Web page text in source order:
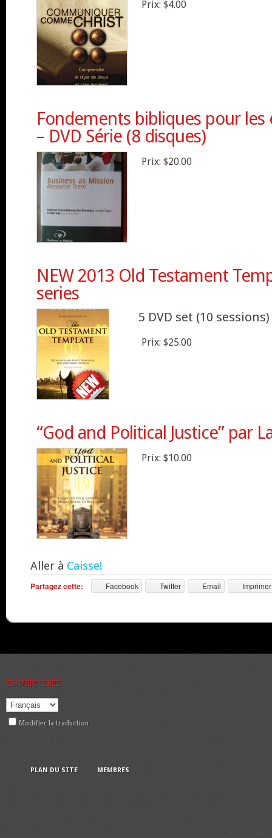
Prix: $4.00
Fondements bibliques pour les
– DVD Série (8 disques)
Prix: $20.00
NEW 2013 Old Testament
series
5 DVD set (10 sessions)
Prix: $25.00
“God and Political Justice” par
Prix: $10.00
Aller à Caisse!
Partagez cette: Facebook Twitter Email Imprimer
TRADUIRE CE SITE:
Modifier la traduction
PLAN DU SITE MEMBRES